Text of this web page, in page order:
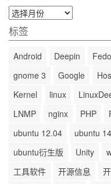
归
档
标签
Android Deepin
gnome 3
Google
Kernel
linux
LNMP
nginx PHP
ubuntu 12.04
ubuntu
ubuntu衍生版
Unity
工具软件
开源信息